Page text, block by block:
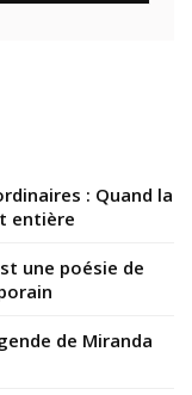
: Quand la
entière
une poésie de
de Miranda